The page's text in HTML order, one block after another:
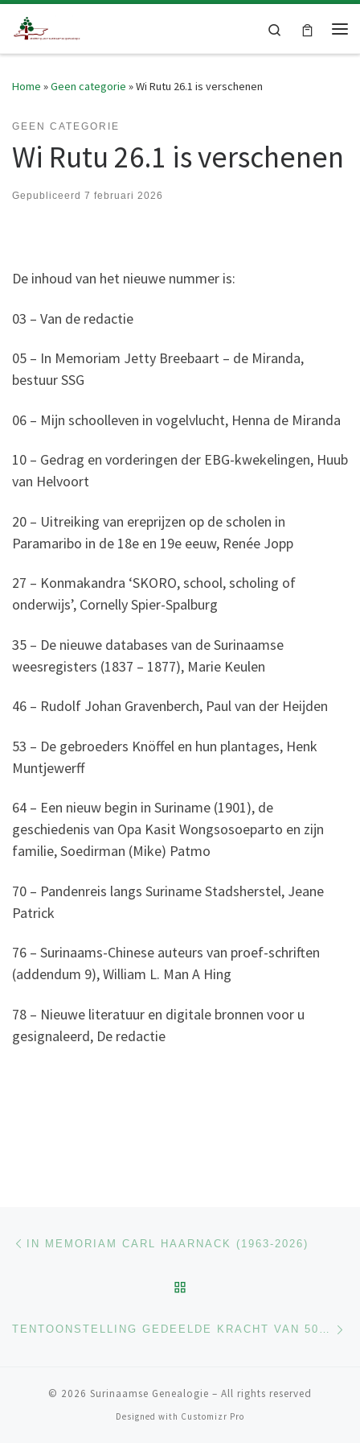
Skip to content
Search
Home »Geen categorie »Wi Rutu 26.1 is verschenen
GEEN CATEGORIE
Wi Rutu 26.1 is verschenen
Gepubliceerd 7 februari 2026
De inhoud van het nieuwe nummer is:
03 – Van de redactie
05 – In Memoriam Jetty Breebaart – de Miranda,
bestuur SSG
06 – Mijn schoolleven in vogelvlucht, Henna de Miranda
10 – Gedrag en vorderingen der EBG-kwekelingen, Huub
van Helvoort
20 – Uitreiking van ereprijzen op de scholen in
Paramaribo in de 18e en 19e eeuw, Renée Jopp
27 – Konmakandra ‘SKORO, school, scholing of
onderwijs’, Cornelly Spier-Spalburg
35 – De nieuwe databases van de Surinaamse
weesregisters (1837 – 1877), Marie Keulen
46 – Rudolf Johan Gravenberch, Paul van der Heijden
53 – De gebroeders Knöffel en hun plantages, Henk
Muntjewerff
64 – Een nieuw begin in Suriname (1901), de
geschiedenis van Opa Kasit Wongsosoeparto en zijn
familie, Soedirman (Mike) Patmo
70 – Pandenreis langs Suriname Stadsherstel, Jeane
Patrick
76 – Surinaams-Chinese auteurs van proef-schriften
(addendum 9), William L. Man A Hing
78 – Nieuwe literatuur en digitale bronnen voor u
gesignaleerd, De redactie
Berichtnavigatie
IN MEMORIAM CARL HAARNACK (1963-2026)
TENTOONSTELLING GEDEELDE KRACHT VAN 50 CARIBISCHE VOORMOEDERS – 5 T/M 25 MAART – ATRIUM DEN HAAG.
© 2026 Surinaamse Genealogie – All rights reserved
Designed with Customizr Pro